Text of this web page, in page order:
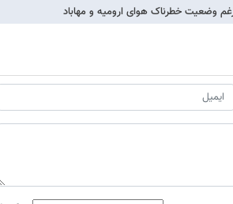
وضعیت خطرناک هوای ارومیه و مهاباد